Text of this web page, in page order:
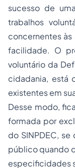
sucesso de
trabalhos
concernentes
facilidade. O
voluntário da
cidadania, está
existentes em
Desse modo,
formada por
do SINPDEC,
público quando
especificidades